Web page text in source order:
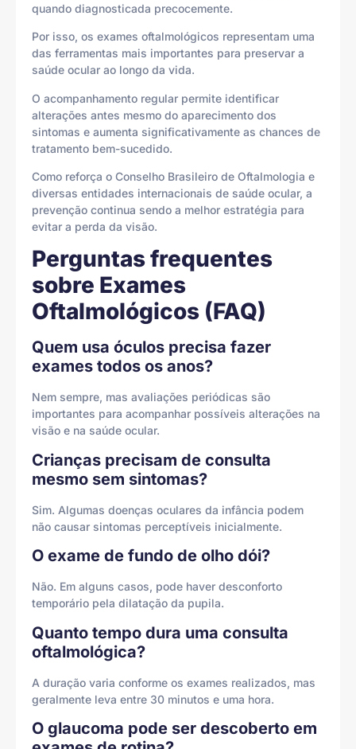
quando diagnosticada precocemente.
Por isso, os exames oftalmológicos representam uma
das ferramentas mais importantes para preservar a
saúde ocular ao longo da vida.
O acompanhamento regular permite identificar
alterações antes mesmo do aparecimento dos
sintomas e aumenta significativamente as chances de
tratamento bem-sucedido.
Como reforça o Conselho Brasileiro de Oftalmologia e
diversas entidades internacionais de saúde ocular, a
prevenção continua sendo a melhor estratégia para
evitar a perda da visão.
Perguntas frequentes
sobre Exames
Oftalmológicos (FAQ)
Quem usa óculos precisa fazer
exames todos os anos?
Nem sempre, mas avaliações periódicas são
importantes para acompanhar possíveis alterações na
visão e na saúde ocular.
Crianças precisam de consulta
mesmo sem sintomas?
Sim. Algumas doenças oculares da infância podem
não causar sintomas perceptíveis inicialmente.
O exame de fundo de olho dói?
Não. Em alguns casos, pode haver desconforto
temporário pela dilatação da pupila.
Quanto tempo dura uma consulta
oftalmológica?
A duração varia conforme os exames realizados, mas
geralmente leva entre 30 minutos e uma hora.
O glaucoma pode ser descoberto em